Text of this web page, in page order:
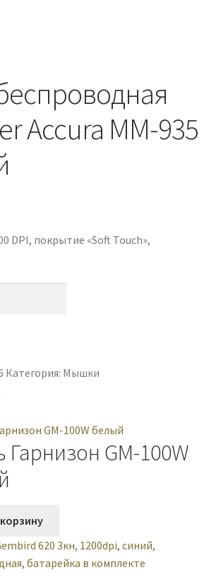
Accura MM-935
DPI, покрытие «Soft Touch»,
Категория: Мышки
GM-100W